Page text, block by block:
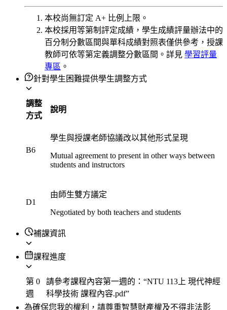
本校尚無訂定 A+ 比例上限。
本校採用等第制評定成績，學生成績評量辦法中的
百分制分數區間與單科成績對照表僅供參考，授課
教師可依等第定義調整分數區間。詳見 學習評量
專區 。
針對學生困難提供學生調整方式
調整
方式
說明
B6
學生與授課老師協議改以其他形式呈現
Mutual agreement to present in other ways between
students and instructors
D1
由師生雙方議定
Negotiated by both teachers and students
補課資訊
課程進度
第 0
週
請參考課程內容第一週的：“NTU 113上 現代神經
科學技術 課程內容.pdf”
為確保您我的權利，請尊重智慧財產權及不得非法影